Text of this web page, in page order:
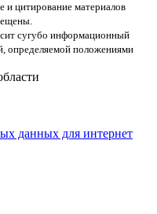
и цитирование материалов
сугубо информационный
определяемой положениями
данных для интернет